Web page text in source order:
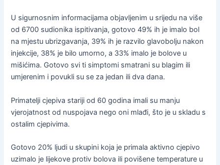
U sigurnosnim informacijama objavljenim u srijedu na više
od 6700 sudionika ispitivanja, gotovo 49% ih je imalo bol
na mjestu ubrizgavanja, 39% ih je razvilo glavobolju nakon
injekcije, 38% je bilo umorno, a 33% imalo je bolove u
mišićima. Gotovo svi ti simptomi smatrani su blagim ili
umjerenim i povukli su se za jedan ili dva dana.
Primatelji cjepiva stariji od 60 godina imali su manju
vjerojatnost od nuspojava nego oni mlađi, što je u skladu s
ostalim cjepivima.
Gotovo 20% ljudi u skupini koja je primala aktivno cjepivo
uzimalo je lijekove protiv bolova ili povišene temperature u